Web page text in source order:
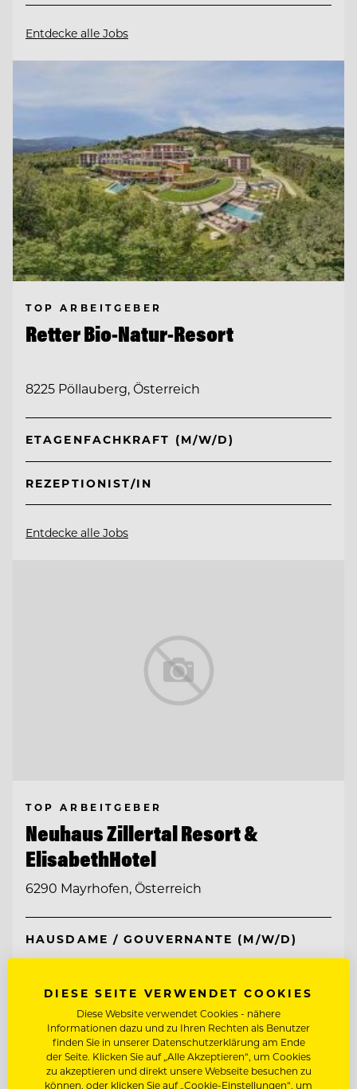
Entdecke alle Jobs
TOP ARBEITGEBER
Retter Bio-Natur-Resort
8225 Pöllauberg, Österreich
ETAGENFACHKRAFT (M/W/D)
REZEPTIONIST/IN
Entdecke alle Jobs
TOP ARBEITGEBER
Neuhaus Zillertal Resort &
ElisabethHotel
6290 Mayrhofen, Österreich
HAUSDAME / GOUVERNANTE (M/W/D)
KENNTNISSEN
Entdecke alle Jobs
DIESE SEITE VERWENDET COOKIES
Diese Website verwendet Cookies - nähere
Informationen dazu und zu Ihren Rechten als Benutzer
finden Sie in unserer Datenschutzerklärung am Ende
der Seite. Klicken Sie auf „Alle Akzeptieren“, um Cookies
zu akzeptieren und direkt unsere Webseite besuchen zu
können, oder klicken Sie auf „Cookie-Einstellungen“, um